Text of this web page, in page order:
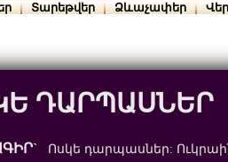
Տարեթվեր Ձևաչափեր
ԴԱՐՊԱՍՆԵՐ
Ոսկե դարպասներ: